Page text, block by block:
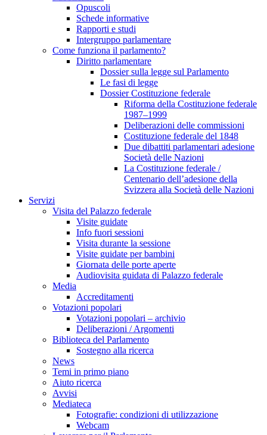
Opuscoli
Schede informative
Rapporti e studi
Intergruppo parlamentare
Come funziona il parlamento?
Diritto parlamentare
Dossier sulla legge sul Parlamento
Le fasi di legge
Dossier Costituzione federale
Riforma della Costituzione federale
1987–1999
Deliberazioni delle commissioni
Costituzione federale del 1848
Due dibattiti parlamentari adesione
Società delle Nazioni
La Costituzione federale /
Centenario dell’adesione della
Svizzera alla Società delle Nazioni
Servizi
Visita del Palazzo federale
Visite guidate
Info fuori sessioni
Visita durante la sessione
Visite guidate per bambini
Giornata delle porte aperte
Audiovisita guidata di Palazzo federale
Media
Accreditamenti
Votazioni popolari
Votazioni popolari – archivio
Deliberazioni / Argomenti
Biblioteca del Parlamento
Sostegno alla ricerca
News
Temi in primo piano
Aiuto ricerca
Avvisi
Mediateca
Fotografie: condizioni di utilizzazione
Webcam